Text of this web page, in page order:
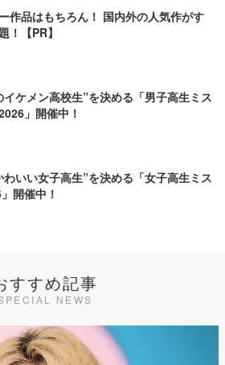
作品はもちろん！ 国内外の人気作がす
！【PR】
イケメン高校生”を決める「男子高生ミス
」開催中！
わいい女子高生”を決める「女子高生ミス
開催中！
すすめ記事
NEWS